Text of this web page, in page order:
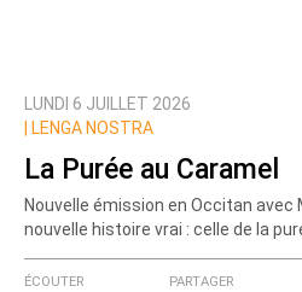
LUNDI 6 JUILLET 2026
LENGA NOSTRA
La Purée au Caramel
Nouvelle émission en Occitan avec
nouvelle histoire vrai : celle de la
ÉCOUTER PARTAGER